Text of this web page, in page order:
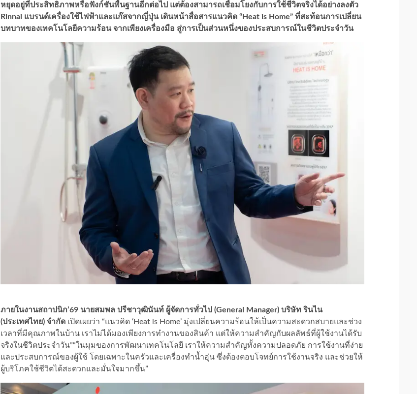
หยุดอยู่ที่ประสิทธิภาพหรือฟังก์ชันพื้นฐานอีกต่อไป แต่ต้องสามารถเชื่อมโยงกับการใช้ชีวิตจริงได้อย่างลงตัว
Rinnai แบรนด์เครื่องใช้ไฟฟ้าและแก๊สจากญี่ปุ่น เดินหน้าสื่อสารแนวคิด “Heat is Home” ที่สะท้อนการเปลี่ยน
บทบาทของเทคโนโลยีความร้อน จากเพียงเครื่องมือ สู่การเป็นส่วนหนึ่งของประสบการณ์ในชีวิตประจำวัน
ภายในงานสถาปนิก’69 นายสมพล ปรีชาวุฒินันท์ ผู้จัดการทั่วไป (General Manager) บริษัท รินไน
(ประเทศไทย) จำกัด เปิดเผยว่า “แนวคิด ‘Heat is Home’ มุ่งเปลี่ยนความร้อนให้เป็นความสะดวกสบายและช่วง
เวลาที่มีคุณภาพในบ้าน เราไม่ได้มองเพียงการทำงานของสินค้า แต่ให้ความสำคัญกับผลลัพธ์ที่ผู้ใช้งานได้รับ
จริงในชีวิตประจำวัน”“ในมุมของการพัฒนาเทคโนโลยี เราให้ความสำคัญทั้งความปลอดภัย การใช้งานที่ง่าย
และประสบการณ์ของผู้ใช้ โดยเฉพาะในครัวและเครื่องทำน้ำอุ่น ซึ่งต้องตอบโจทย์การใช้งานจริง และช่วยให้
ผู้บริโภคใช้ชีวิตได้สะดวกและมั่นใจมากขึ้น”